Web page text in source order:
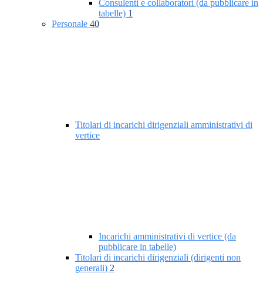
Consulenti e collaboratori (da pubblicare in
tabelle) 1
Personale 40
Titolari di incarichi dirigenziali amministrativi di
vertice
Incarichi amministrativi di vertice (da
pubblicare in tabelle)
Titolari di incarichi dirigenziali (dirigenti non
generali) 2